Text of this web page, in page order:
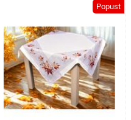
Popust